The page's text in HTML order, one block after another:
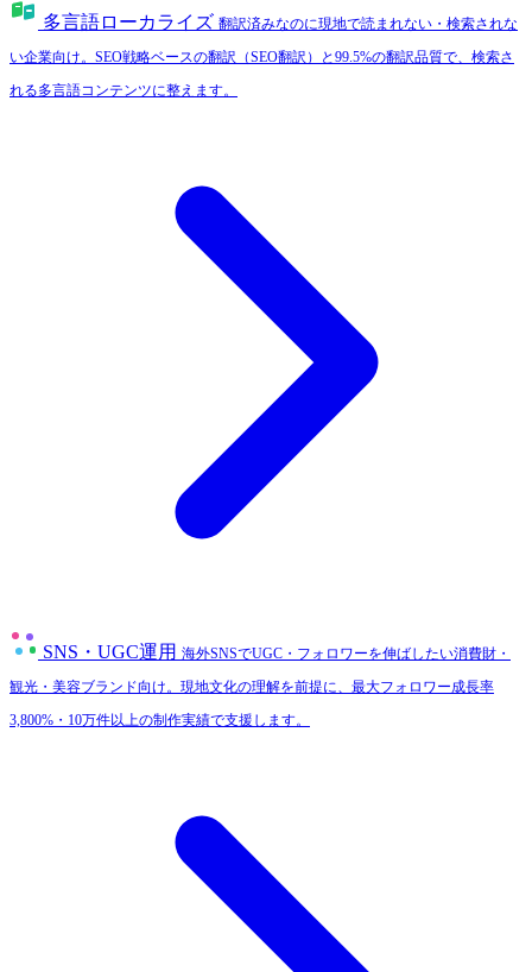
多言語ローカライズ 翻訳済みなのに現地で読まれない・検索されな
い企業向け。SEO戦略ベースの翻訳（SEO翻訳）と99.5%の翻訳品質で、検索さ
れる多言語コンテンツに整えます。
SNS・UGC運用 海外SNSでUGC・フォロワーを伸ばしたい消費財・
観光・美容ブランド向け。現地文化の理解を前提に、最大フォロワー成長率
3,800%・10万件以上の制作実績で支援します。